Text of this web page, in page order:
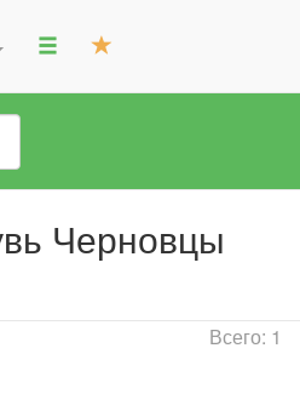
Черновцы
Всего: 1